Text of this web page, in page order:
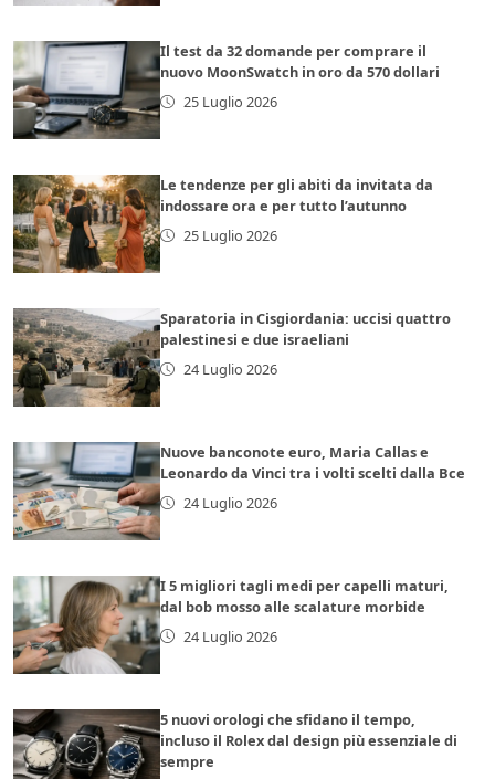
Il test da 32 domande per comprare il
nuovo MoonSwatch in oro da 570 dollari
25 Luglio 2026
Le tendenze per gli abiti da invitata da
indossare ora e per tutto l’autunno
25 Luglio 2026
Sparatoria in Cisgiordania: uccisi quattro
palestinesi e due israeliani
24 Luglio 2026
Nuove banconote euro, Maria Callas e
Leonardo da Vinci tra i volti scelti dalla Bce
24 Luglio 2026
I 5 migliori tagli medi per capelli maturi,
dal bob mosso alle scalature morbide
24 Luglio 2026
5 nuovi orologi che sfidano il tempo,
incluso il Rolex dal design più essenziale di
sempre